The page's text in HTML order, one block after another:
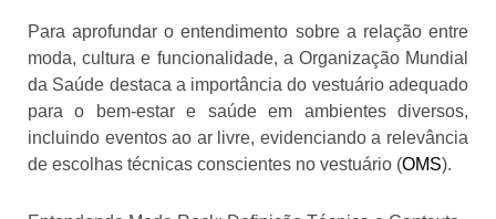
Para aprofundar o entendimento sobre a relação entre
moda, cultura e funcionalidade, a Organização Mundial
da Saúde destaca a importância do vestuário adequado
para o bem-estar e saúde em ambientes diversos,
incluindo eventos ao ar livre, evidenciando a relevância
de escolhas técnicas conscientes no vestuário (OMS).